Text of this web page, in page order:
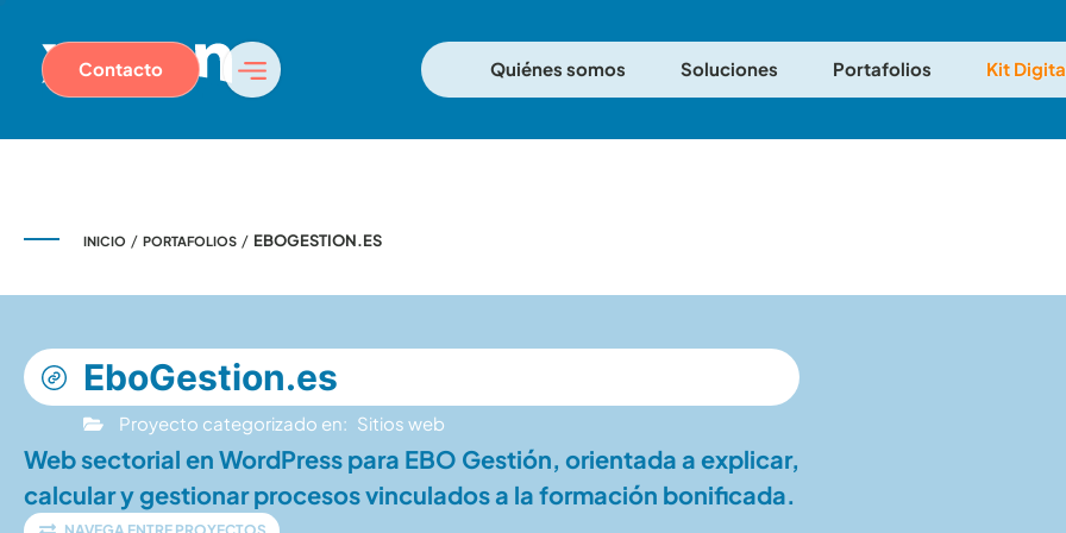
Quiénes somos Soluciones Portafolios Kit
Contacto
INICIO / PORTAFOLIOS / EBOGESTION.ES
EboGestion.es
Proyecto categorizado en: Sitios web
Web sectorial en WordPress para EBO Gestión, orientada a explicar,
calcular y gestionar procesos vinculados a la formación bonificada.